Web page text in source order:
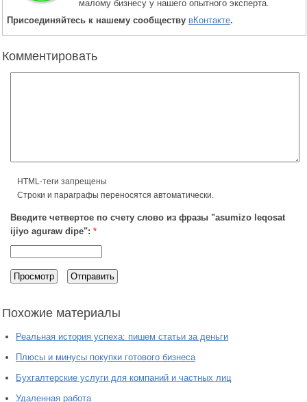
малому бизнесу у нашего опытного эксперта.
Присоединяйтесь к нашему сообществу вКонтакте.
Комментировать
HTML-теги запрещены
Строки и параграфы переносятся автоматически.
Введите четвертое по счету слово из фразы "asumizo leqosat
ijiyo aguraw dipe": *
Похожие материалы
Реальная история успеха: пишем статьи за деньги
Плюсы и минусы покупки готового бизнеса
Бухгалтерские услуги для компаний и частных лиц
Удаленная работа